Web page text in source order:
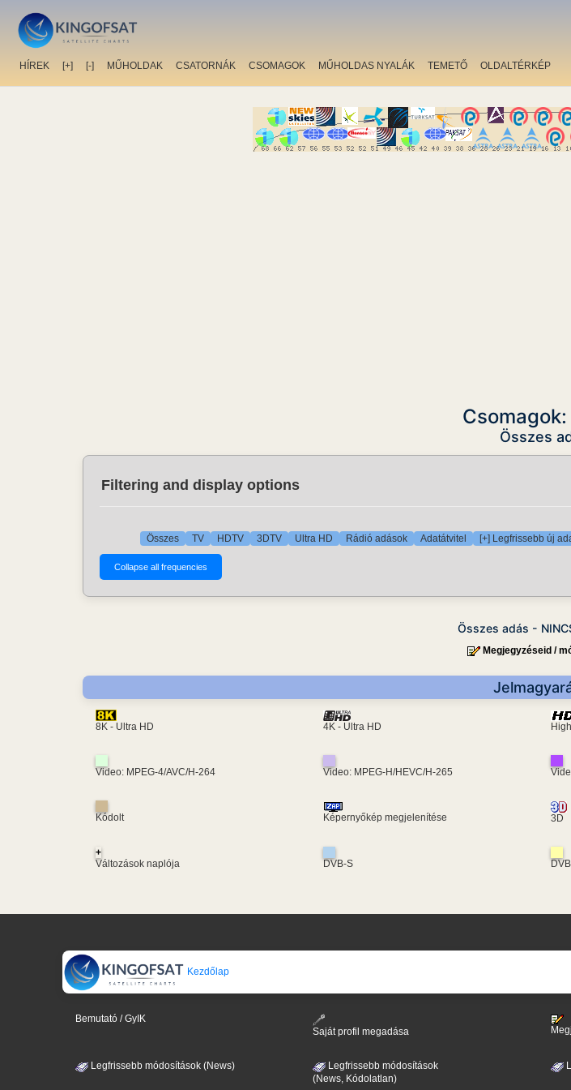
HÍREK [+] [-] MŰHOLDAK CSATORNÁK CSOMAGOK MŰHOLDAS NYALÁK TEMETŐ OLDALTÉRKÉP
Csomagok:
Összes
Filtering and display options
Összes TV HDTV 3DTV Ultra HD Rádió adások Adatátvitel [+] Legfrissebb új
Összes adás -
Megjegyzéseid /
8K - Ultra HD 4K - Ultra HD
Video: MPEG-4/AVC/H-264 Video: MPEG-H/HEVC/H-265
Kódolt Képernyőkép megjelenítése 3D
+
Változások naplója
DVB-S
Kezdőlap
Bemutató / GyIK
Saját profil megadása
Legfrissebb módosítások (News)
Legfrissebb módosítások
(News, Kódolatlan)